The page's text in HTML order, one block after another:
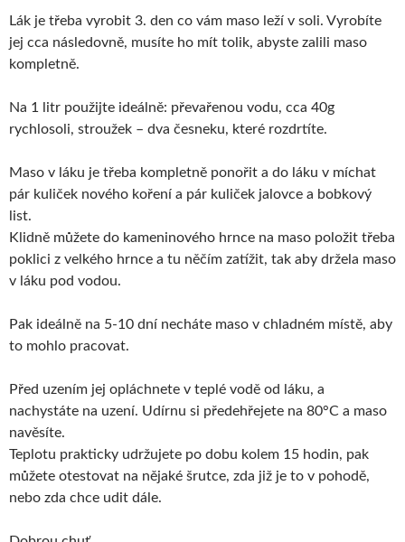
Lák je třeba vyrobit 3. den co vám maso leží v soli. Vyrobíte
jej cca následovně, musíte ho mít tolik, abyste zalili maso
kompletně.
Na 1 litr použijte ideálně: převařenou vodu, cca 40g
rychlosoli, stroužek – dva česneku, které rozdrtíte.
Maso v láku je třeba kompletně ponořit a do láku v míchat
pár kuliček nového koření a pár kuliček jalovce a bobkový
list.
Klidně můžete do kameninového hrnce na maso položit třeba
poklici z velkého hrnce a tu něčím zatížit, tak aby držela maso
v láku pod vodou.
Pak ideálně na 5-10 dní necháte maso v chladném místě, aby
to mohlo pracovat.
Před uzením jej opláchnete v teplé vodě od láku, a
nachystáte na uzení. Udírnu si předehřejete na 80°C a maso
navěsíte.
Teplotu prakticky udržujete po dobu kolem 15 hodin, pak
můžete otestovat na nějaké šrutce, zda již je to v pohodě,
nebo zda chce udit dále.